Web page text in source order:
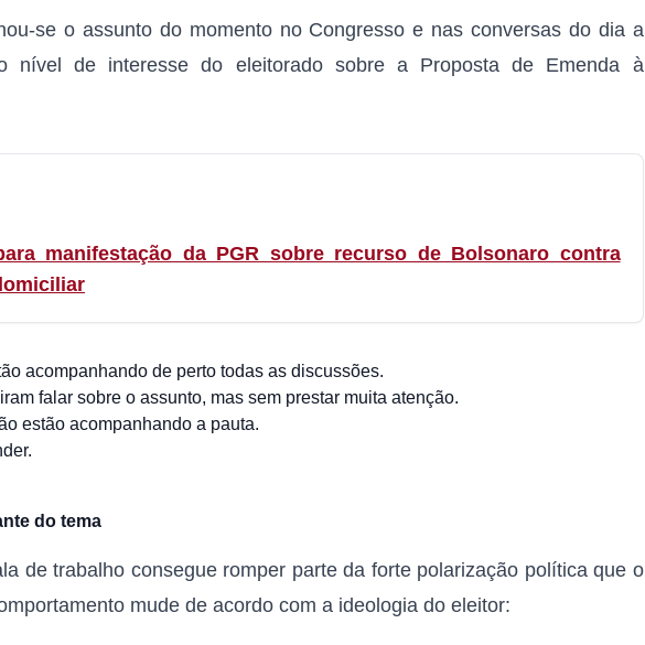
se o assunto do momento no Congresso e nas conversas do dia a
nível de interesse do eleitorado sobre a Proposta de Emenda à
manifestação da PGR sobre recurso de Bolsonaro contra
acompanhando de perto todas as discussões.
falar sobre o assunto, mas sem prestar muita atenção.
estão acompanhando a pauta.
do tema
de trabalho consegue romper parte da forte polarização política que o
mude de acordo com a ideologia do eleitor: